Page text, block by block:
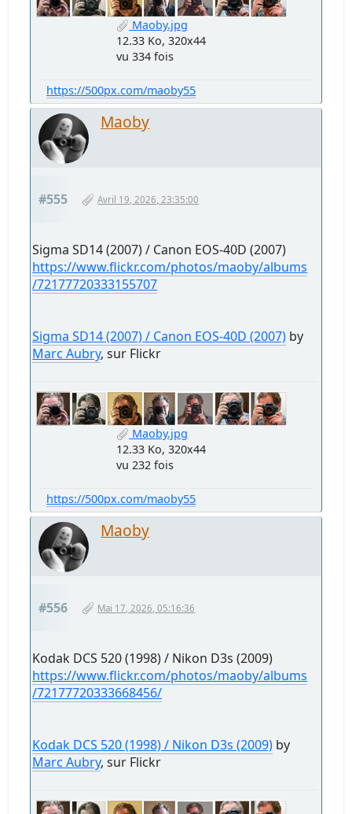
Maoby.jpg
12.33 Ko, 320x44
vu 334 fois
https://500px.com/maoby55
Maoby
#555 Avril 19, 2026, 23:35:00
Sigma SD14 (2007) / Canon EOS-40D (2007)
https://www.flickr.com/photos/maoby/albums
/72177720333155707
Sigma SD14 (2007) / Canon EOS-40D (2007) by
Marc Aubry, sur Flickr
Maoby.jpg
12.33 Ko, 320x44
vu 232 fois
https://500px.com/maoby55
Maoby
#556 Mai 17, 2026, 05:16:36
Kodak DCS 520 (1998) / Nikon D3s (2009)
https://www.flickr.com/photos/maoby/albums
/72177720333668456/
Kodak DCS 520 (1998) / Nikon D3s (2009) by
Marc Aubry, sur Flickr